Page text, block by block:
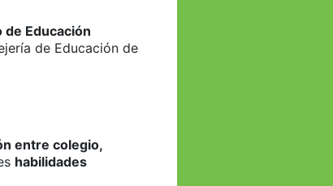
de Educación
de Educación de
entre colegio,
habilidades